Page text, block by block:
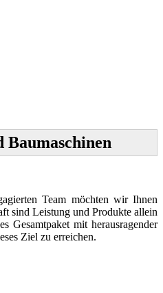
Team möchten wir Ihnen
sind Leistung und Produkte allein
Gesamtpaket mit herausragender
Ziel zu erreichen.